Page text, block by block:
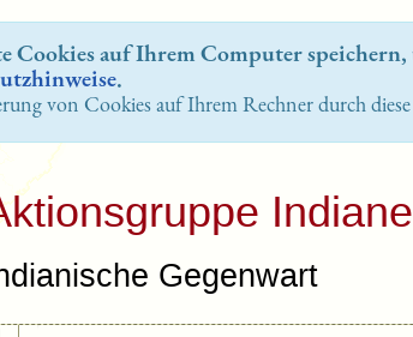
Cookies auf Ihrem Computer
.
von Cookies auf Ihrem Rechner durch diese
Gegenwart